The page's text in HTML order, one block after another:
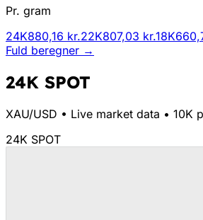
Pr. gram
24K880,16 kr.22K807,03 kr.18K
Fuld beregner →
24K SPOT
XAU/USD • Live market data • 10K
24K SPOT